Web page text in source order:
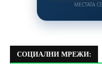
МЕСТАТА
СОЦИАЛНИ МРЕЖИ: